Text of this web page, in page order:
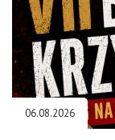
06.08.2026